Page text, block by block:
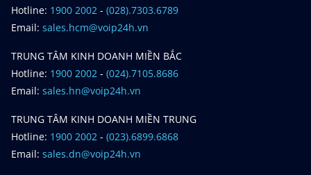
Hotline: 1900 2002 - (028).7303.6789
Email: sales.hcm@voip24h.vn
TRUNG TÂM KINH DOANH MIỀN BẮC
Hotline: 1900 2002 - (024).7105.8686
Email: sales.hn@voip24h.vn
TRUNG TÂM KINH DOANH MIỀN TRUNG
Hotline: 1900 2002 - (023).6899.6868
Email: sales.dn@voip24h.vn